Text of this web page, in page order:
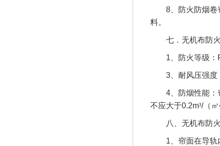
8 、防火防烟
料。
七． 无机布防
1 、防火等级：
3 、耐风压强度
4 、防烟性能
不应大于0.2m³/（㎡
八、 无机布防
1 、帘面在导